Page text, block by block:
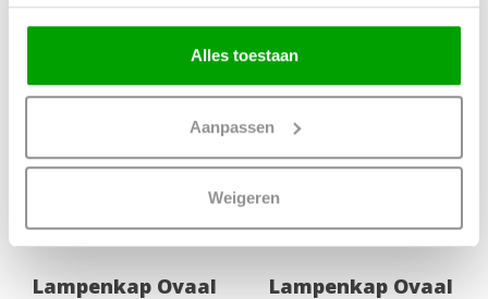
Alles toestaan
Aanpassen
Weigeren
Meer producten uit deze serie
Lampenkap Ovaal Lampenkap Ovaal